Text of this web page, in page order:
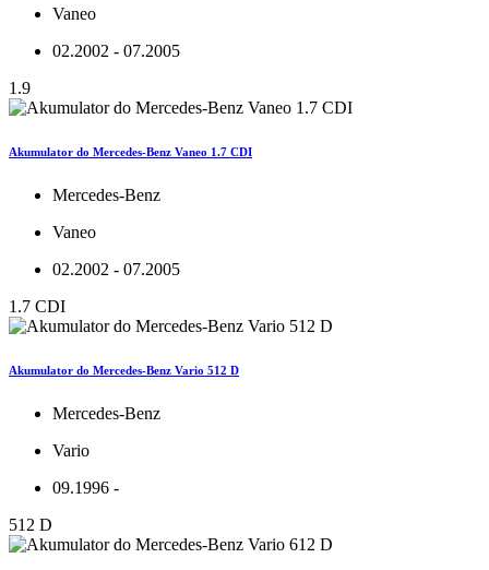
Vaneo
02.2002 - 07.2005
1.9
Akumulator do Mercedes-Benz Vaneo 1.7 CDI
Mercedes-Benz
Vaneo
02.2002 - 07.2005
1.7 CDI
Akumulator do Mercedes-Benz Vario 512 D
Mercedes-Benz
Vario
09.1996 -
512 D